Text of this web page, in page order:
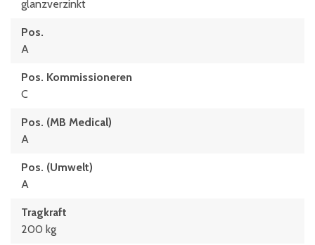
glanzverzinkt
Pos.
A
Pos. Kommissioneren
C
Pos. (MB Medical)
A
Pos. (Umwelt)
A
Tragkraft
200 kg